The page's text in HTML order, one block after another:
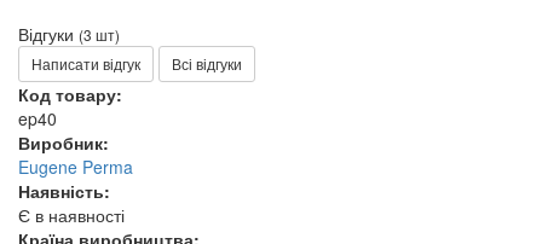
Відгуки (3 шт)
Написати відгук
Всі відгуки
Код товару:
ep40
Виробник:
Eugene Perma
Наявність:
Є в наявності
Країна виробництва: